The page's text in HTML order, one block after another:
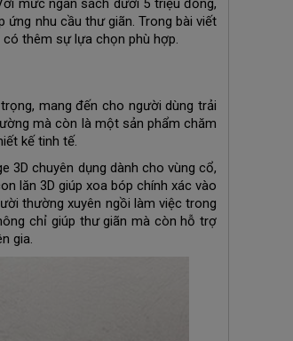
mức ngân sách dưới 5 triệu đồng,
ứng nhu cầu thư giãn. Trong bài viết
thêm sự lựa chọn phù hợp.
mang đến cho người dùng trải
mà còn là một sản phẩm chăm
kế tinh tế.
3D chuyên dụng dành cho vùng cổ,
lăn 3D giúp xoa bóp chính xác vào
thường xuyên ngồi làm việc trong
chỉ giúp thư giãn mà còn hỗ trợ
gia.